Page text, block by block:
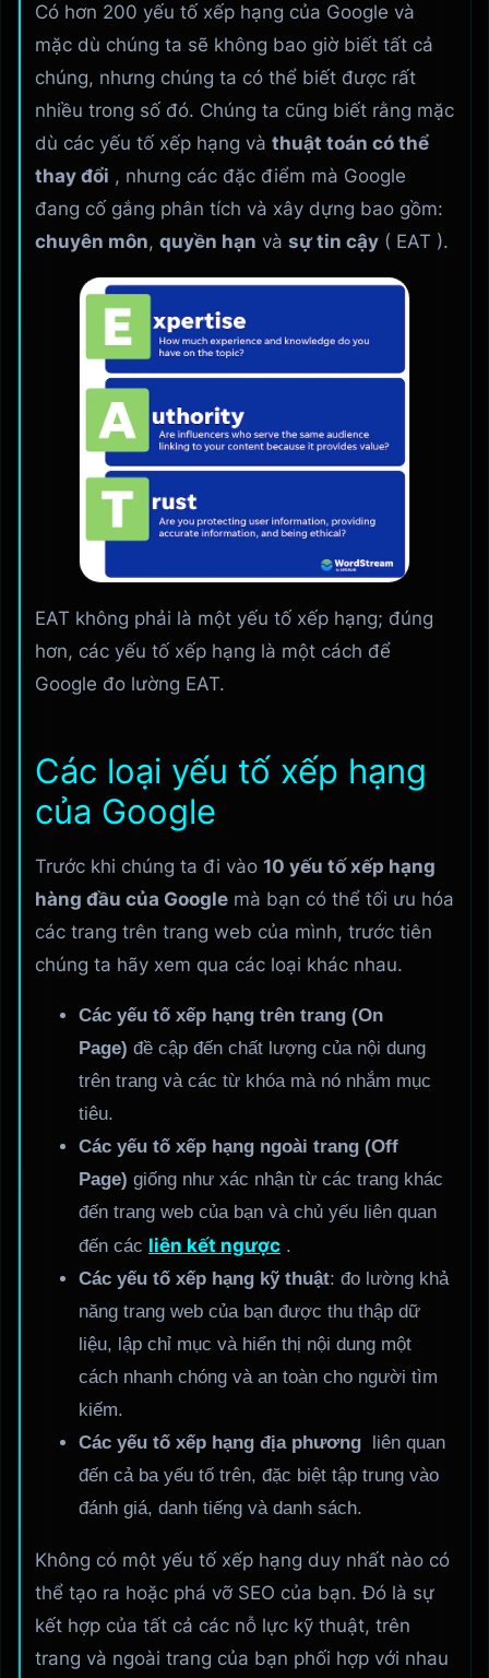
Có hơn 200 yếu tố xếp hạng của Google và
mặc dù chúng ta sẽ không bao giờ biết tất cả
chúng, nhưng chúng ta có thể biết được rất
nhiều trong số đó. Chúng ta cũng biết rằng mặc
dù các yếu tố xếp hạng và thuật toán có thể
thay đổi , nhưng các đặc điểm mà Google
đang cố gắng phân tích và xây dựng bao gồm:
chuyên môn, quyền hạn và sự tin cậy ( EAT ).
EAT không phải là một yếu tố xếp hạng; đúng
hơn, các yếu tố xếp hạng là một cách để
Google đo lường EAT.
Các loại yếu tố xếp hạng
của Google
Trước khi chúng ta đi vào 10 yếu tố xếp hạng
hàng đầu của Google mà bạn có thể tối ưu hóa
các trang trên trang web của mình, trước tiên
chúng ta hãy xem qua các loại khác nhau.
Các yếu tố xếp hạng trên trang (On
Page) đề cập đến chất lượng của nội dung
trên trang và các từ khóa mà nó nhắm mục
tiêu.
Các yếu tố xếp hạng ngoài trang (Off
Page) giống như xác nhận từ các trang khác
đến trang web của bạn và chủ yếu liên quan
đến các liên kết ngược .
Các yếu tố xếp hạng kỹ thuật: đo lường khả
năng trang web của bạn được thu thập dữ
liệu, lập chỉ mục và hiển thị nội dung một
cách nhanh chóng và an toàn cho người tìm
kiếm.
Các yếu tố xếp hạng địa phương liên quan
đến cả ba yếu tố trên, đặc biệt tập trung vào
đánh giá, danh tiếng và danh sách.
Không có một yếu tố xếp hạng duy nhất nào có
thể tạo ra hoặc phá vỡ SEO của bạn. Đó là sự
kết hợp của tất cả các nỗ lực kỹ thuật, trên
trang và ngoài trang của bạn phối hợp với nhau